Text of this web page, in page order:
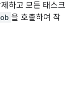
하고 모든 태스크
을 호출하여 작